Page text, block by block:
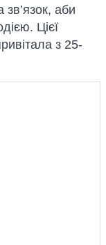
аби
Цієї
з 25-